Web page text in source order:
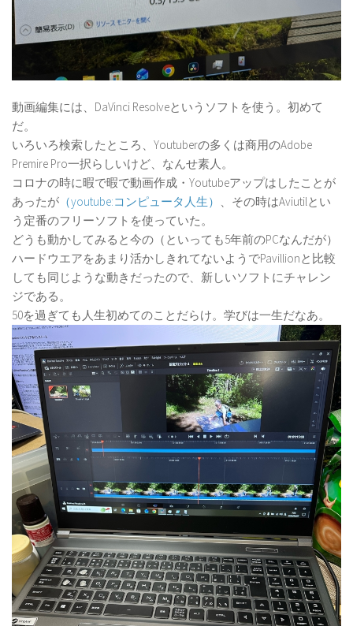
動画編集には、DaVinci Resolveというソフトを使う。初めて
だ。
いろいろ検索したところ、Youtuberの多くは商用のAdobe
Premire Pro一択らしいけど、なんせ素人。
コロナの時に暇で暇で動画作成・Youtubeアップはしたことが
あったが （youtube:コンピュータ人生） 、その時はAviutilとい
う定番のフリーソフトを使っていた。
どうも動かしてみると今の（といっても5年前のPCなんだが）
ハードウエアをあまり活かしきれてないようでPavillionと比較
しても同じような動きだったので、新しいソフトにチャレン
ジである。
50を過ぎても人生初めてのことだらけ。学びは一生だなあ。